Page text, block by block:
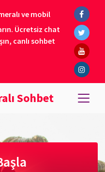
ve mobil
Ücretsiz chat
canlı sohbet
Sohbet